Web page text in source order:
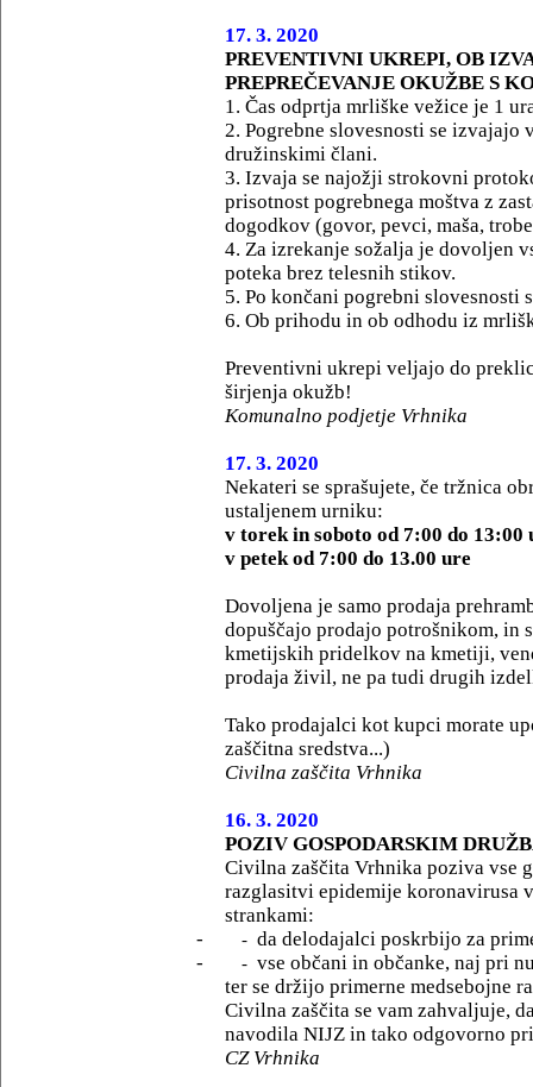
17. 3. 2020
PREVENTIVNI UKREPI, OB
PREPREČEVANJE OKUŽBE S
1. Čas odprtja mrliške vežice je 1
2. Pogrebne slovesnosti se
družinskimi člani.
3. Izvaja se najožji strokovni
prisotnost pogrebnega moštva z
dogodkov (govor, pevci, maša,
4. Za izrekanje sožalja je dovoljen
poteka brez telesnih stikov.
5. Po končani pogrebni slovesnosti
6. Ob prihodu in ob odhodu iz
Preventivni ukrepi veljajo do
širjenja okužb!
Komunalno podjetje Vrhnika
17. 3. 2020
Nekateri se sprašujete, če tržnica
ustaljenem urniku:
v torek in soboto od 7:00 do 13:00
v petek od 7:00 do 13.00 ure
Dovoljena je samo prodaja
dopuščajo prodajo potrošnikom, in
kmetijskih pridelkov na kmetiji,
prodaja živil, ne pa tudi drugih
Tako prodajalci kot kupci morate
zaščitna sredstva...)
Civilna zaščita Vrhnika
16. 3. 2020
POZIV GOSPODARSKIM
Civilna zaščita Vrhnika poziva vse
razglasitvi epidemije koronavirusa
strankami:
- - da delodajalci poskrbijo za
- - vse občani in občanke, naj pri
ter se držijo primerne medsebojne
Civilna zaščita se vam zahvaljuje,
navodila NIJZ in tako odgovorno
CZ Vrhnika